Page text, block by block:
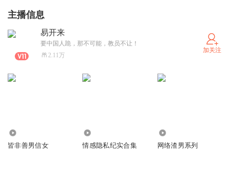
主播信息
易开来
要中国人跪，那不可能，教员不让！
2.11万
加关注
皆非善男信女 情感隐私纪实合集 网络渣男系列